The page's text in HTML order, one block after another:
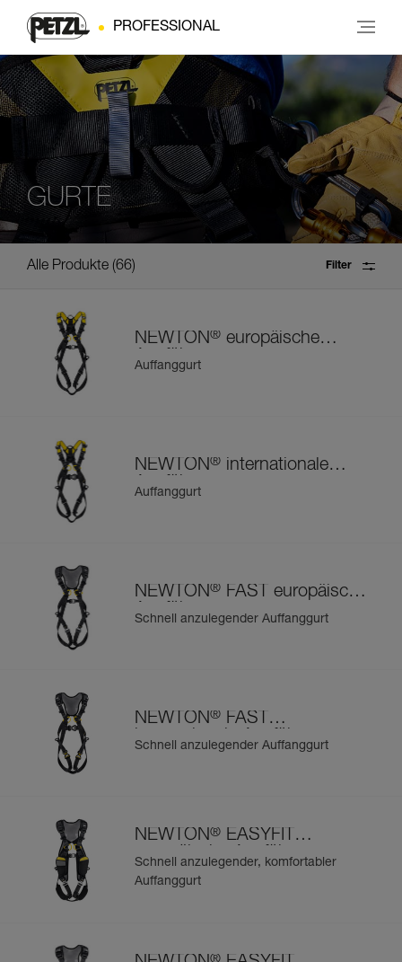
PROFESSIONAL
GURTE
Alle Produkte 66 Filter
NEWTON® europäische
Ausführung
Auffanggurt
NEWTON® internationale
Ausführung
Auffanggurt
NEWTON® FAST europäische
Ausführung
Schnell anzulegender Auffanggurt
NEWTON® FAST
internationale Ausführung
Schnell anzulegender Auffanggurt
NEWTON® EASYFIT
europäische Ausführung
Schnell anzulegender, komfortabler
Auffanggurt
®